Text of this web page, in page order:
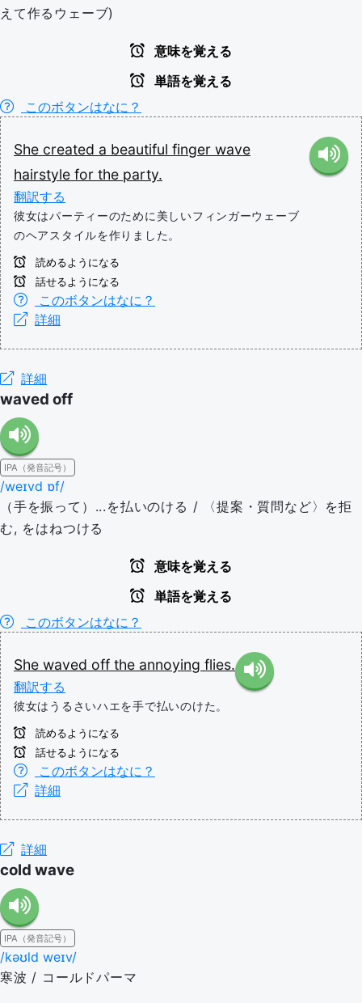
えて作るウェーブ)
意味を覚える
単語を覚える
このボタンはなに？
She created a beautiful finger wave
hairstyle for the party.
翻訳する
彼女はパーティーのために美しいフィンガーウェーブ
のヘアスタイルを作りました。
読めるようになる
話せるようになる
このボタンはなに？
詳細
詳細
waved off
IPA（発音記号）
/weɪvd ɒf/
（手を振って）...を払いのける / 〈提案・質問など〉を拒
む, をはねつける
意味を覚える
単語を覚える
このボタンはなに？
She waved off the annoying flies.
翻訳する
彼女はうるさいハエを手で払いのけた。
読めるようになる
話せるようになる
このボタンはなに？
詳細
詳細
cold wave
IPA（発音記号）
/kəʊld weɪv/
寒波 / コールドパーマ